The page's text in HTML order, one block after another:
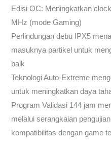
Edisi OC: Meningkatkan
MHz (mode Gaming)
Perlindungan debu IPX5
masuknya partikel untuk
baik
Teknologi Auto-Extreme
untuk meningkatkan daya
Program Validasi 144 jam
melalui serangkaian
kompatibilitas dengan game